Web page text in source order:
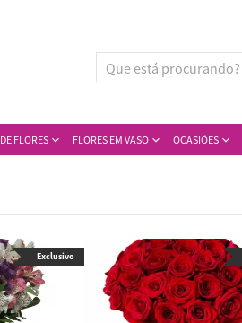
FLORES FLORES EM VASO OCASIÕES
Exclusivo